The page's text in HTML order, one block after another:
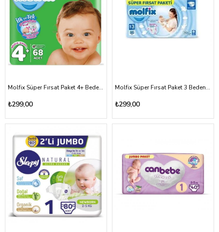
Molfix Süper Fırsat Paket 4+ Beden 9-16kg
₺299,00
Molfix Süper Fırsat Paket 3 Beden 4-9kg
₺299,00